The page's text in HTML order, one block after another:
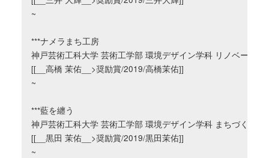
~
***ナメラまち工房
神戸芸術工科大学 芸術工学部 環境デザイン学科 リノベーショ
[[__高橋 茉佑__>奨励賞/2019/高橋茉佑]]
~
***藍を纏う
神戸芸術工科大学 芸術工学部 環境デザイン学科 まちづくりコ
[[__黒田 茉佑__>奨励賞/2019/黒田茉佑]]
~